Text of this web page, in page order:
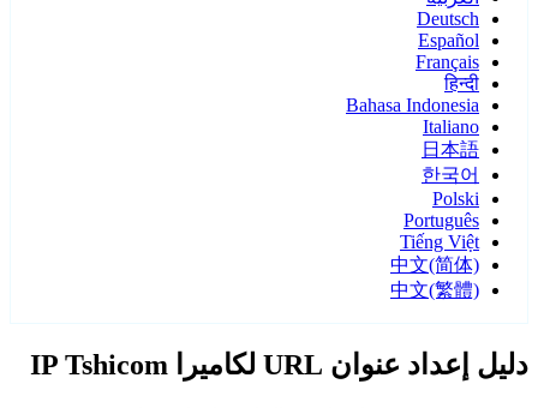
Deutsch
Español
Français
हिन्दी
Bahasa Indonesia
Italiano
日本語
한국어
Polski
Português
Tiếng Việt
中文(简体)
中文(繁體)
دليل إعداد عنوان URL لكاميرا IP Tshicom